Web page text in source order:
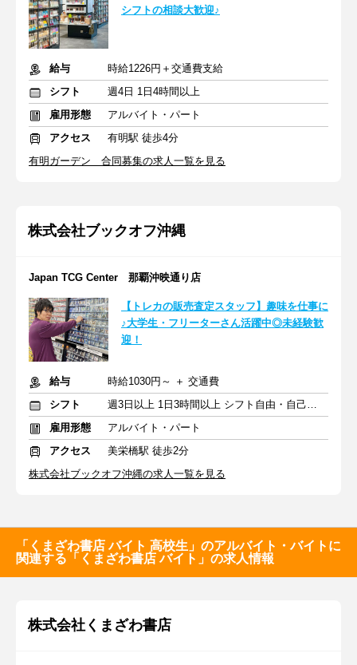
シフトの相談大歓迎♪
給与
時給1226円＋交通費支給
シフト
週4日 1日4時間以上
雇用形態
アルバイト・パート
アクセス
有明駅 徒歩4分
有明ガーデン 合同募集の求人一覧を見る
株式会社ブックオフ沖縄
Japan TCG Center 那覇沖映通り店
【トレカの販売査定スタッフ】趣味を仕事に
♪大学生・フリーターさん活躍中◎未経験歓
迎！
給与
時給1030円～ ＋ 交通費
シフト
週3日以上 1日3時間以上 シフト自由・自己申告
雇用形態
アルバイト・パート
アクセス
美栄橋駅 徒歩2分
株式会社ブックオフ沖縄の求人一覧を見る
「くまざわ書店 バイト 高校生」のアルバイト・バイトに
関連する「くまざわ書店 バイト」の求人情報
株式会社くまざわ書店